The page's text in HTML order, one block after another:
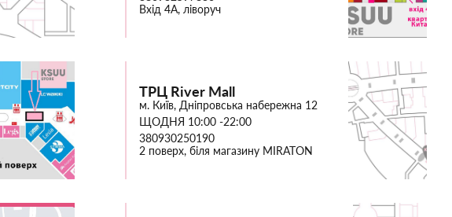
Вхід 4А, ліворуч
ТРЦ River Mall
м. Київ, Дніпровська набережна 12
ЩОДНЯ 10:00 -22:00
380930250190
2 поверх, біля магазину MIRATON